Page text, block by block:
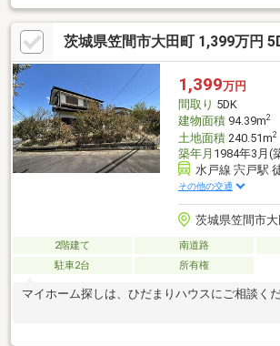
茨城県笠間市大田町 1,399万円
1,399万円
間取り 5DK
建物面積94.39m2
土地面積240.51m2
築年月 1984年3月(
水戸線 宍戸駅
その他の交通
茨城県笠間市
2階建て 南道路
駐車2台
所有権
マイホーム探しは、ひだまりハウスにご相談く